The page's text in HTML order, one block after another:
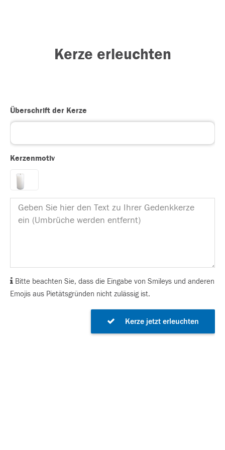
Kerze erleuchten
Überschrift der Kerze
Kerzenmotiv
Bitte beachten Sie, dass die Eingabe von Smileys und anderen
Emojis aus Pietätsgründen nicht zulässig ist.
Kerze jetzt erleuchten